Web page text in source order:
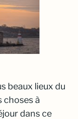
beaux lieux du
choses à
dans ce